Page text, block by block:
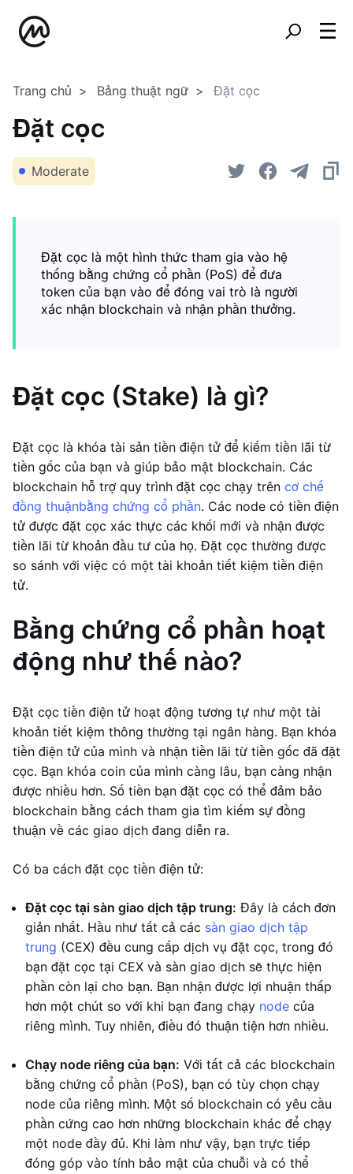
Trang chủ Bảng thuật ngữ Đặt cọc
Đặt cọc
Moderate
Đặt cọc là một hình thức tham gia vào hệ
thống bằng chứng cổ phần (PoS) để đưa
token của bạn vào để đóng vai trò là người
xác nhận blockchain và nhận phần thưởng.
Đặt cọc (Stake) là gì?
Đặt cọc là khóa tài sản tiền điện tử để kiếm tiền lãi từ
tiền gốc của bạn và giúp bảo mật blockchain. Các
blockchain hỗ trợ quy trình đặt cọc chạy trên cơ chế
đồng thuậnbằng chứng cổ phần. Các node có tiền điện
tử được đặt cọc xác thực các khối mới và nhận được
tiền lãi từ khoản đầu tư của họ. Đặt cọc thường được
so sánh với việc có một tài khoản tiết kiệm tiền điện
tử.
Bằng chứng cổ phần hoạt
động như thế nào?
Đặt cọc tiền điện tử hoạt động tương tự như một tài
khoản tiết kiệm thông thường tại ngân hàng. Bạn khóa
tiền điện tử của mình và nhận tiền lãi từ tiền gốc đã đặt
cọc. Bạn khóa coin của mình càng lâu, bạn càng nhận
được nhiều hơn. Số tiền bạn đặt cọc có thể đảm bảo
blockchain bằng cách tham gia tìm kiếm sự đồng
thuận về các giao dịch đang diễn ra.
Có ba cách đặt cọc tiền điện tử:
Đặt cọc tại sàn giao dịch tập trung: Đây là cách đơn
giản nhất. Hầu như tất cả các sàn giao dịch tập
trung (CEX) đều cung cấp dịch vụ đặt cọc, trong đó
bạn đặt cọc tại CEX và sàn giao dịch sẽ thực hiện
phần còn lại cho bạn. Bạn nhận được lợi nhuận thấp
hơn một chút so với khi bạn đang chạy node của
riêng mình. Tuy nhiên, điều đó thuận tiện hơn nhiều.
Chạy node riêng của bạn: Với tất cả các blockchain
bằng chứng cổ phần (PoS), bạn có tùy chọn chạy
node của riêng mình. Một số blockchain có yêu cầu
phần cứng cao hơn những blockchain khác để chạy
một node đầy đủ. Khi làm như vậy, bạn trực tiếp
đóng góp vào tính bảo mật của chuỗi và có thể